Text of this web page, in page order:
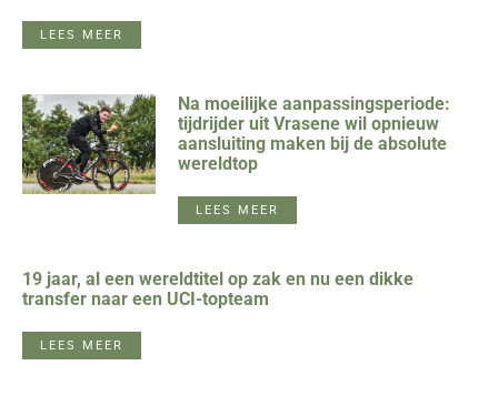
LEES MEER
Na moeilijke aanpassingsperiode:
tijdrijder uit Vrasene wil opnieuw
aansluiting maken bij de absolute
wereldtop
LEES MEER
19 jaar, al een wereldtitel op zak en nu een dikke
transfer naar een UCI-topteam
LEES MEER